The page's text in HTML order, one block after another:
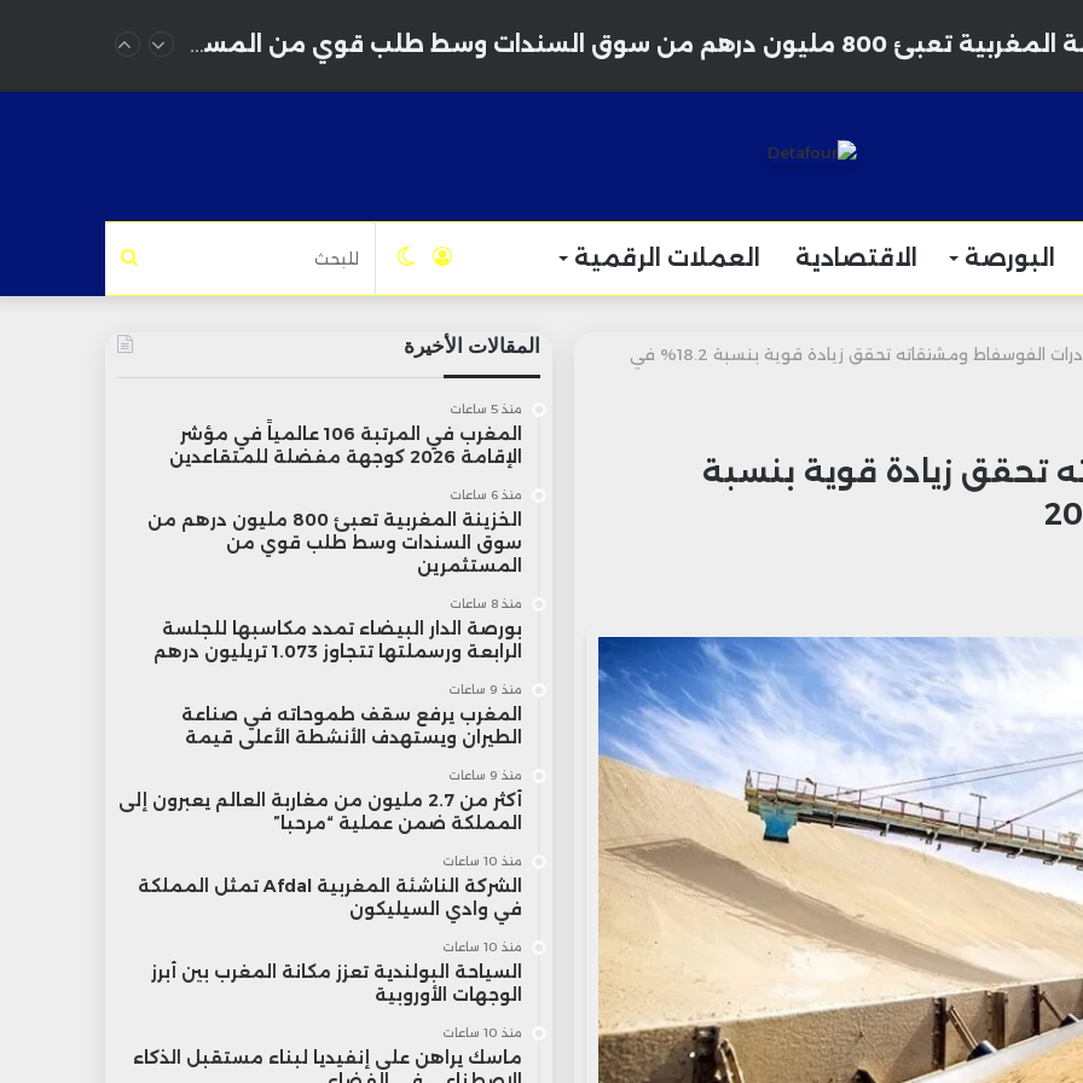
بورصة الدار البيضاء تمدد مكاسبها للجلسة الرابعة ورسملتها تتجاوز 1.073 تريليون درهم
البورصة الاقتصادية العملات الرقمية للبحث الوضعتسجيل
صادرات الفوسفاط ومشتقاته تحقق زيادة قوية بنسبة 18.2% في
تحقق زيادة قوية بنسبة
المقالات الأخيرة
منذ 5 ساعات
المغرب في المرتبة 106 عالمياً في مؤشر
الإقامة 2026 كوجهة مفضلة للمتقاعدين
منذ 6 ساعات
الخزينة المغربية تعبئ 800 مليون درهم من
سوق السندات وسط طلب قوي من
المستثمرين
منذ 8 ساعات
بورصة الدار البيضاء تمدد مكاسبها للجلسة
الرابعة ورسملتها تتجاوز 1.073 تريليون درهم
منذ 9 ساعات
المغرب يرفع سقف طموحاته في صناعة
الطيران ويستهدف الأنشطة الأعلى قيمة
منذ 9 ساعات
أكثر من 2.7 مليون من مغاربة العالم يعبرون إلى
المملكة ضمن عملية “مرحبا”
منذ 10 ساعات
الشركة الناشئة المغربية Afdal تمثل المملكة
في وادي السيليكون
منذ 10 ساعات
السياحة البولندية تعزز مكانة المغرب بين أبرز
الوجهات الأوروبية
منذ 10 ساعات
ماسك يراهن على إنفيديا لبناء مستقبل الذكاء